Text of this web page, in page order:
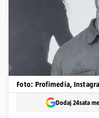
Foto: Profimedia,
Dodaj 24sata